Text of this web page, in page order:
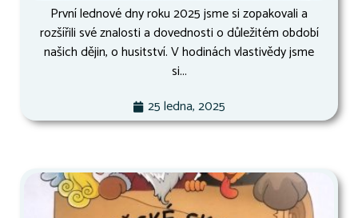
První lednové dny roku 2025 jsme si zopakovali a
rozšířili své znalosti a dovednosti o důležitém období
našich dějin, o husitství. V hodinách vlastivědy jsme
si...
25 ledna, 2025